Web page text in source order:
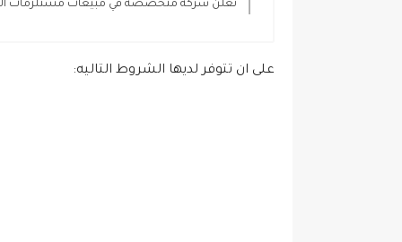
تعلن شركة متخصصة في مبيعات مستلزمات
على ان تتوفر لديها الشروط التاليه: